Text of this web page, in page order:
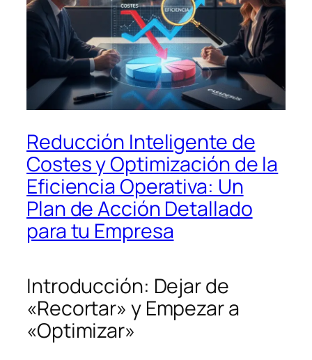
Reducción Inteligente de
Costes y Optimización de la
Eficiencia Operativa: Un
Plan de Acción Detallado
para tu Empresa
Introducción: Dejar de
«Recortar» y Empezar a
«Optimizar»